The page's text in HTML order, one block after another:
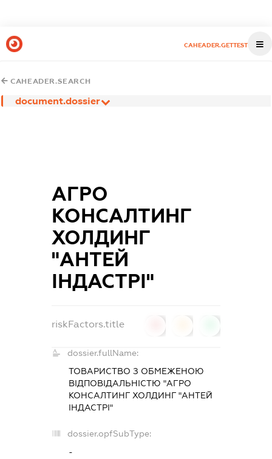
CAHEADER.GETTEST
CAHEADER.SEARCH
document.dossier
АГРО
КОНСАЛТИНГ
ХОЛДИНГ
"АНТЕЙ
ІНДАСТРІ"
riskFactors.title
dossier.fullName:
ТОВАРИСТВО З ОБМЕЖЕНОЮ
ВІДПОВІДАЛЬНІСТЮ "АГРО
КОНСАЛТИНГ ХОЛДИНГ "АНТЕЙ
ІНДАСТРІ"
dossier.opfSubType:
-